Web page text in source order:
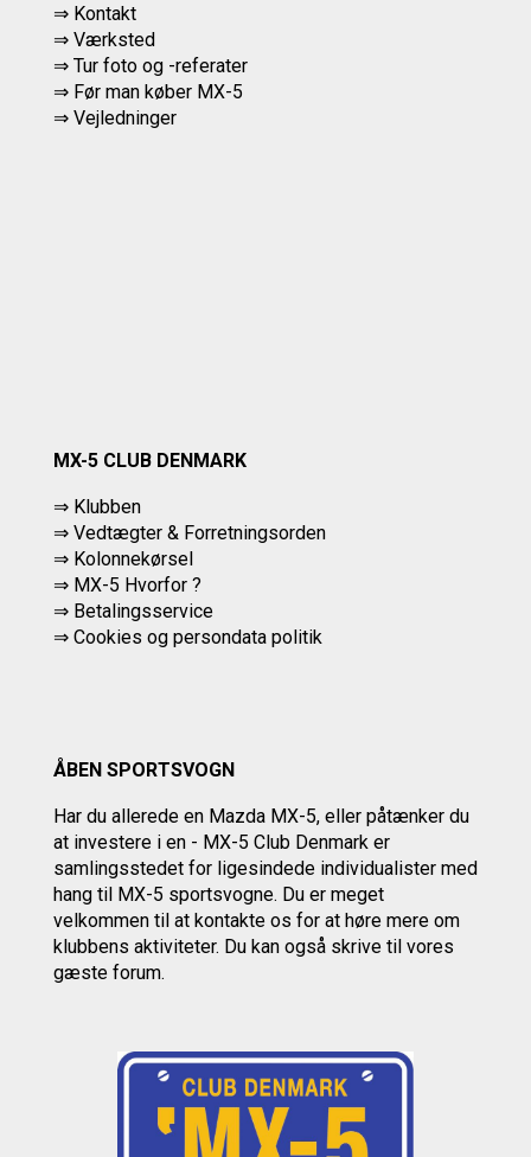
⇒ Kontakt
⇒ Værksted
⇒ Tur foto og -referater
⇒ Før man køber MX-5
⇒ Vejledninger
MX-5 CLUB DENMARK
⇒ Klubben
⇒ Vedtægter & Forretningsorden
⇒ Kolonnekørsel
⇒ MX-5 Hvorfor ?
⇒ Betalingsservice
⇒ Cookies og persondata politik
ÅBEN SPORTSVOGN
Har du allerede en Mazda MX-5, eller påtænker du
at investere i en - MX-5 Club Denmark er
samlingsstedet for ligesindede individualister med
hang til MX-5 sportsvogne. Du er meget
velkommen til at kontakte os for at høre mere om
klubbens aktiviteter. Du kan også skrive til vores
gæste forum.